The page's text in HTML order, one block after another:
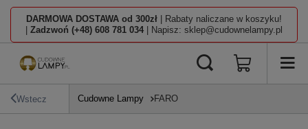
DARMOWA DOSTAWA od 300zł | Rabaty naliczane w koszyku!
Zadzwoń (+48) 608 781 034 | Napisz: sklep@cudownelampy.pl
Wstecz Cudowne Lampy FARO